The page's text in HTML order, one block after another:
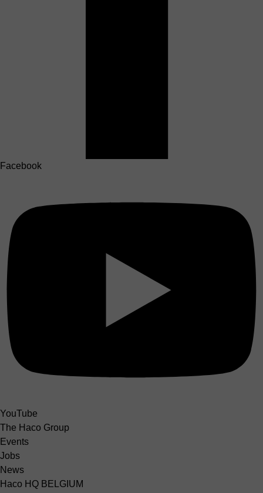
Facebook
YouTube
The Haco Group
Events
Jobs
News
Haco HQ BELGIUM